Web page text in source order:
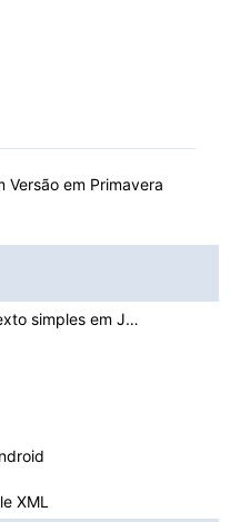
Versão em Primavera
Como fazer um jogo baseado em texto simples em Java
XML